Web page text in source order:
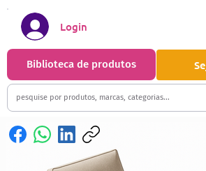
Biblioteca de produtos
Login